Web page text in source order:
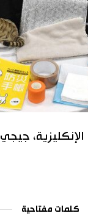
الإنكليزية،
كلمات مفتاحية